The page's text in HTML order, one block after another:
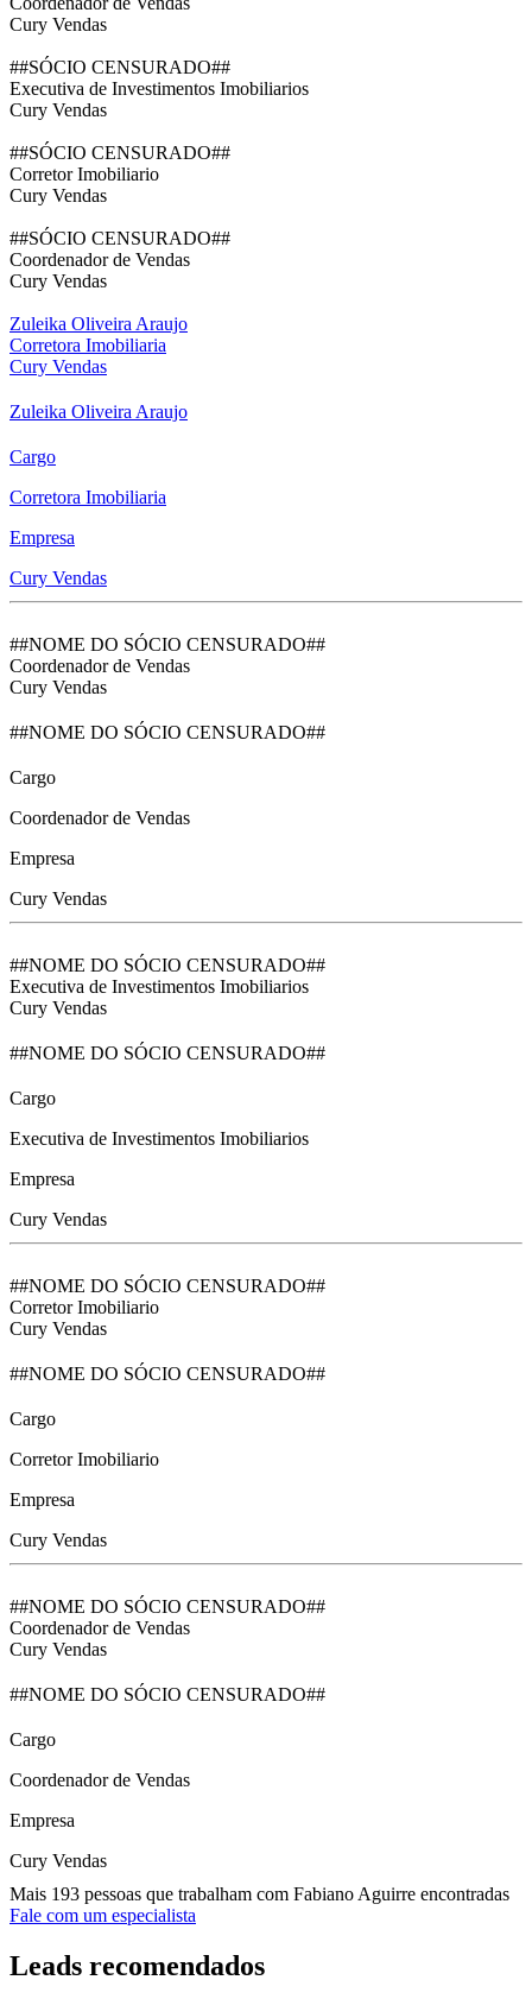
Cury Vendas
##SÓCIO CENSURADO##
Executiva de Investimentos Imobiliarios
Cury Vendas
##SÓCIO CENSURADO##
Corretor Imobiliario
Cury Vendas
##SÓCIO CENSURADO##
Coordenador de Vendas
Cury Vendas
Zuleika Oliveira Araujo
Corretora Imobiliaria
Cury Vendas
Zuleika Oliveira Araujo
Cargo
Corretora Imobiliaria
Empresa
Cury Vendas
##NOME DO SÓCIO CENSURADO##
Coordenador de Vendas
Cury Vendas
##NOME DO SÓCIO CENSURADO##
Cargo
Coordenador de Vendas
Empresa
Cury Vendas
##NOME DO SÓCIO CENSURADO##
Executiva de Investimentos Imobiliarios
Cury Vendas
##NOME DO SÓCIO CENSURADO##
Cargo
Executiva de Investimentos Imobiliarios
Empresa
Cury Vendas
##NOME DO SÓCIO CENSURADO##
Corretor Imobiliario
Cury Vendas
##NOME DO SÓCIO CENSURADO##
Cargo
Corretor Imobiliario
Empresa
Cury Vendas
##NOME DO SÓCIO CENSURADO##
Coordenador de Vendas
Cury Vendas
##NOME DO SÓCIO CENSURADO##
Cargo
Coordenador de Vendas
Empresa
Cury Vendas
Mais 193 pessoas que trabalham com Fabiano Aguirre encontradas
Fale com um especialista
Leads recomendados